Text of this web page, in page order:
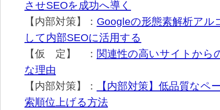
させSEOを成功へ導く
【内部対策】： Googleの形態素解析アル
して内部SEOに活用する
【仮 定】 ： 関連性の高いサイトから
な理由
【内部対策】：
【内部対策】低品質なペ
索順位上げる方法